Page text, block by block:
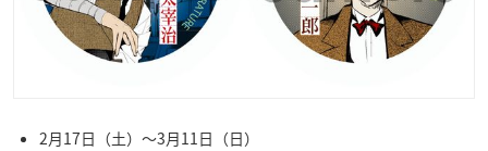
2月17日（土）～3月11日（日）